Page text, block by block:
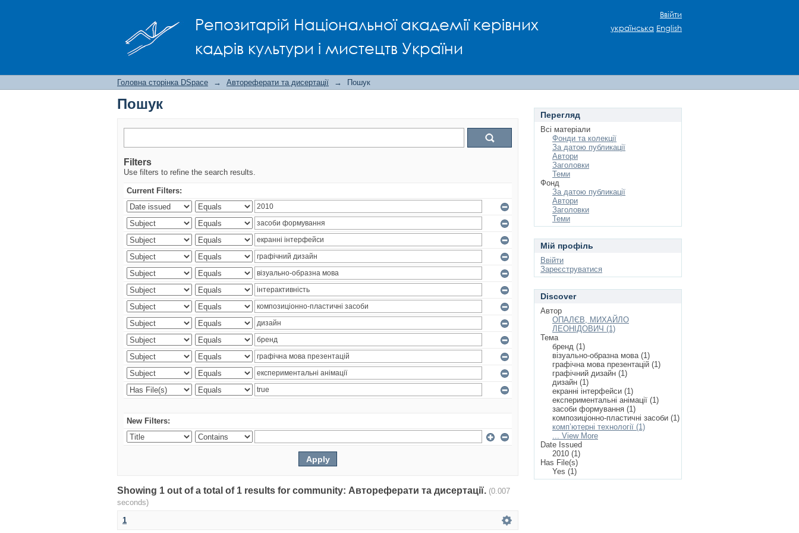
Репозитарій Національної академії керівних
кадрів культури і мистецтв України
Ввійти
українська English
Головна сторінка DSpace → Автореферати та дисертації → Пошук
Пошук
Filters
Use filters to refine the search results.
Current Filters:
New Filters:
Showing 1 out of a total of 1 results for community: Автореферати та дисертації. (0.007
seconds)
1
Перегляд
Всі матеріали
Фонди та колекції
За датою публикації
Автори
Заголовки
Теми
Фонд
За датою публикації
Автори
Заголовки
Теми
Мій профіль
Ввійти
Зареєструватися
Discover
Автор
ОПАЛЄВ, МИХАЙЛО
ЛЕОНІДОВИЧ (1)
Тема
бренд (1)
візуально-образна мова (1)
графічна мова презентацій (1)
графічний дизайн (1)
дизайн (1)
екранні інтерфейси (1)
експериментальні анімації (1)
засоби формування (1)
композиціонно-пластичні засоби (1)
комп’ютерні технології (1)
... View More
Date Issued
2010 (1)
Has File(s)
Yes (1)